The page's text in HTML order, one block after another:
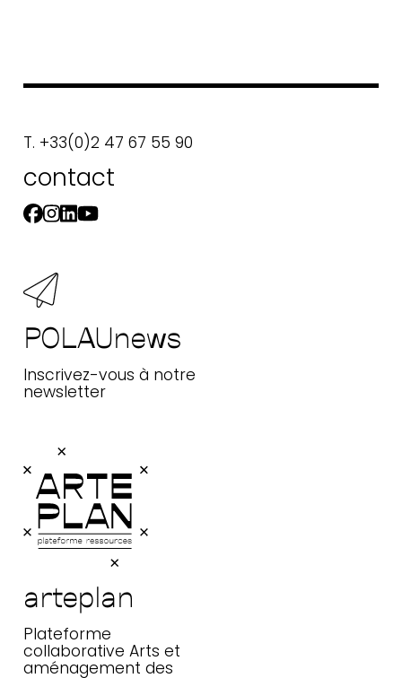
T. +33(0)2 47 67 55 90
contact
POLAUnews
Inscrivez-vous à notre
newsletter
arteplan
Plateforme
collaborative Arts et
aménagement des
arteplan
Plateforme collaborative Arts et
aménagement des territoires